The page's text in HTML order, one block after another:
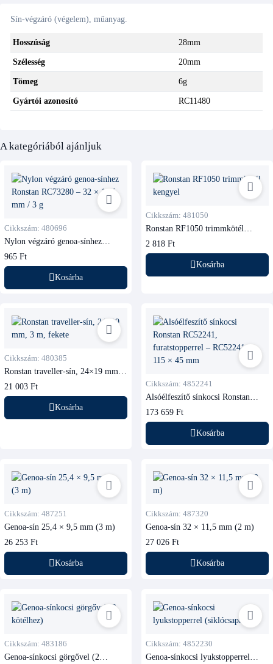
Sín-végzáró (végelem), műanyag.
Hosszúság 28mm
Szélesség 20mm
Tömeg 6g
Gyártói azonosító RC11480
A kategóriából ajánljuk
Cikkszám: 480696
Nylon végzáró genoa-sínhez
965 Ft
Kosárba
Cikkszám: 481050
Ronstan RF1050 trimmkötél
2 818 Ft
Kosárba
Cikkszám: 480385
Ronstan traveller-sín, 24×19 mm,
21 003 Ft
Kosárba
Cikkszám: 4852241
Alsóélfeszítő sínkocsi Ronstan
173 659 Ft
Kosárba
Cikkszám: 487251
Genoa-sín 25,4 × 9,5 mm (3 m)
26 253 Ft
Kosárba
Cikkszám: 487320
Genoa-sín 32 × 11,5 mm (2 m)
27 026 Ft
Kosárba
Cikkszám: 483186
Genoa-sínkocsi görgővel (2
Cikkszám: 4852230
Genoa-sínkocsi lyukstopperrel